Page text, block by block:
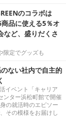
のコラボは
品に使える5％オ
など、盛りだくさ
限定でグッズも
ない社内で自主的
イベント「キャリア
ンター浜松町館で開催
の就活時のエピソー
その模様をお届けし